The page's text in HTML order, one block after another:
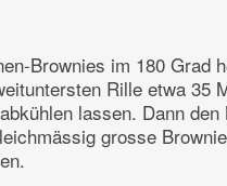
Brownies im 180 Grad
Rille etwa 35
lassen. Dann
grosse